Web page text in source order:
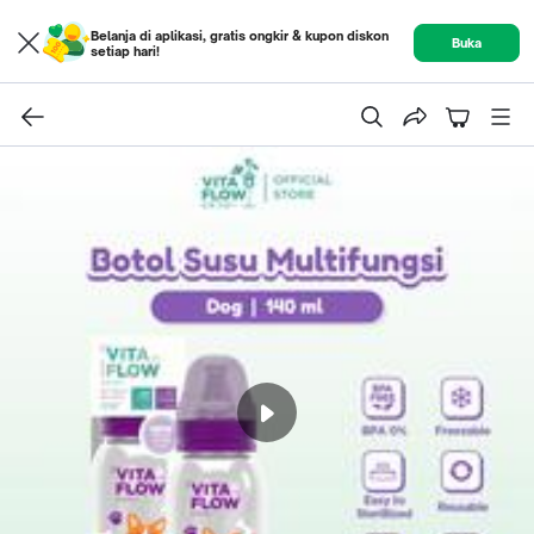
Belanja di aplikasi, gratis ongkir & kupon diskon
setiap hari!
Buka